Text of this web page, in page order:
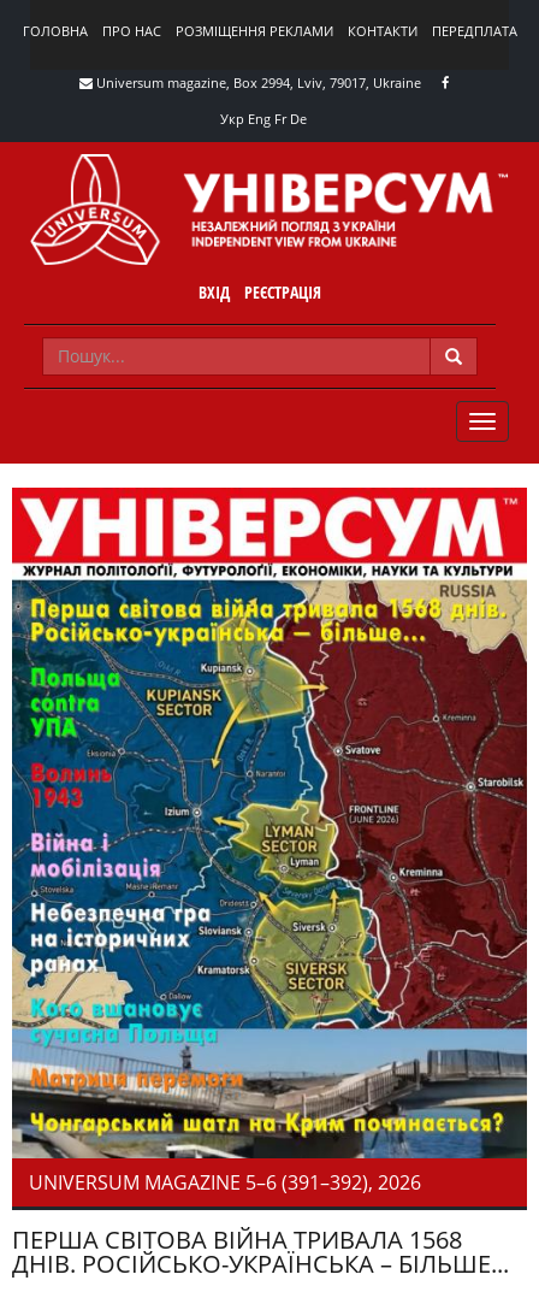
ГОЛОВНА ПРО НАС РОЗМІЩЕННЯ РЕКЛАМИ КОНТАКТИ ПЕРЕДПЛАТА
Universum magazine, Box 2994, Lviv, 79017, Ukraine
Укр Eng FrDe
ВХІД РЕЄСТРАЦІЯ
TOGGLE
UNIVERSUM MAGAZINE 5–6 (391–392), 2026
ПЕРША СВІТОВА ВІЙНА ТРИВАЛА 1568
ДНІВ. РОСІЙСЬКО-УКРАЇНСЬКА – БІЛЬШЕ...